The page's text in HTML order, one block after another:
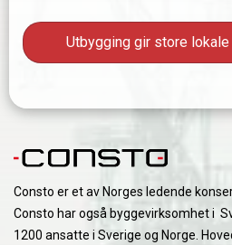
Neste innlegg:
Utbygging gir store
Consto er et av Norges ledende
Consto har også byggevirksomhet i
1200 ansatte i Sverige og Norge.